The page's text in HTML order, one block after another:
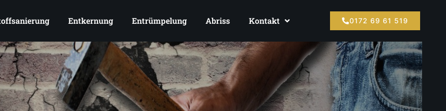
Entkernung Entrümpelung Abriss Kontakt 0172 69 61 519